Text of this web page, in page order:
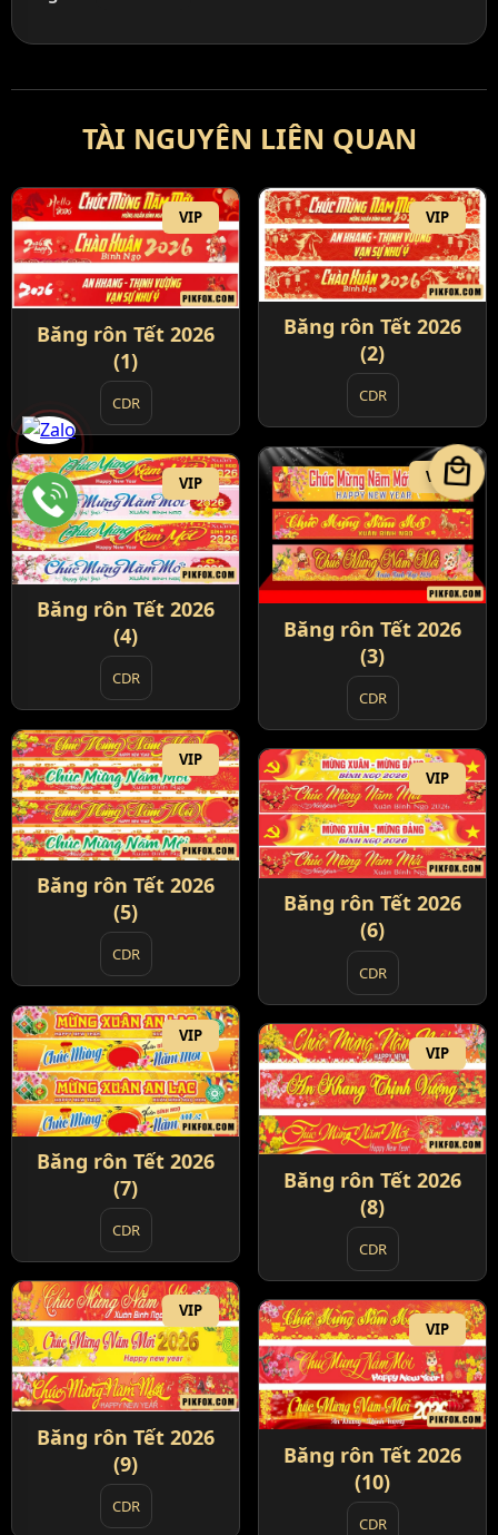
TÀI NGUYÊN LIÊN QUAN
VIP
Băng rôn Tết 2026
(1)
CDR
VIP
Băng rôn Tết 2026
(2)
CDR
VIP
Băng rôn Tết 2026
(3)
CDR
VIP
Băng rôn Tết 2026
(4)
CDR
VIP
Băng rôn Tết 2026
(5)
CDR
VIP
Băng rôn Tết 2026
(6)
CDR
VIP
Băng rôn Tết 2026
(7)
CDR
VIP
Băng rôn Tết 2026
(8)
CDR
VIP
Băng rôn Tết 2026
(9)
CDR
VIP
Băng rôn Tết 2026
(10)
CDR
local_mall